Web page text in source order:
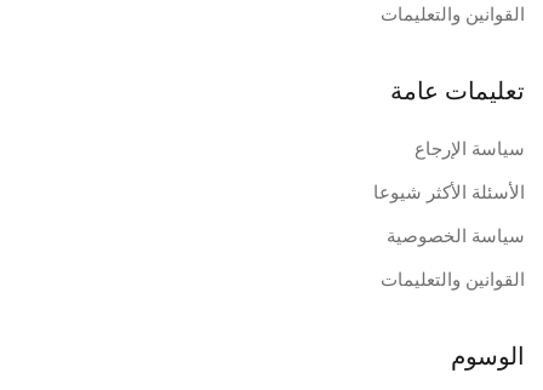
القوانين والتعليمات
تعليمات عامة
سياسة الإرجاع
الأسئلة الأكثر شيوعا
سياسة الخصوصية
القوانين والتعليمات
الوسوم